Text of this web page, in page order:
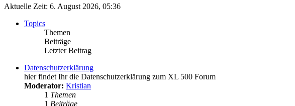
Aktuelle Zeit: 6. August 2026, 05:36
Topics
Themen
Beiträge
Letzter Beitrag
Datenschutzerklärung
hier findet Ihr die Datenschutzerklärung zum XL 500 Forum
Moderator: Kristian
1 Themen
1 Beiträge